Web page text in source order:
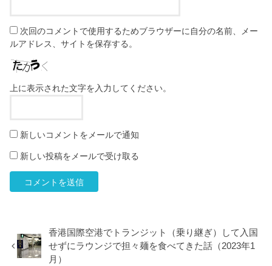
次回のコメントで使用するためブラウザーに自分の名前、メー
ルアドレス、サイトを保存する。
上に表示された文字を入力してください。
新しいコメントをメールで通知
新しい投稿をメールで受け取る
香港国際空港でトランジット（乗り継ぎ）して入国
せずにラウンジで担々麺を食べてきた話（2023年1
月）